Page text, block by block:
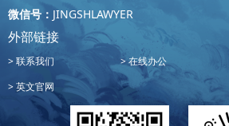
微信号： JINGSHLAWYER
外部链接
联系我们 在线办公
英文官网